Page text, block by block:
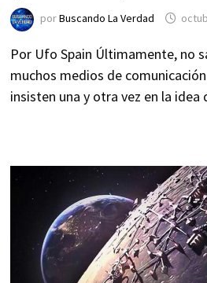
porBuscando La Verdad
Por Ufo Spain Últimamente, no
muchos medios de
insisten una y otra vez en la